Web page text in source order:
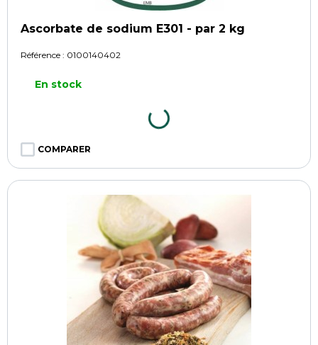
Ascorbate de sodium E301 - par 2 kg
Référence : 0100140402
En stock
COMPARER